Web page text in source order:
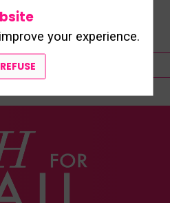
your experience.
REFUSE